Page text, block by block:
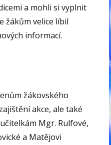
a mohli si vyplnit
žákům velice líbil
informací.
žákovského
akce, ale také
Mgr. Rulfové,
a Matějovi